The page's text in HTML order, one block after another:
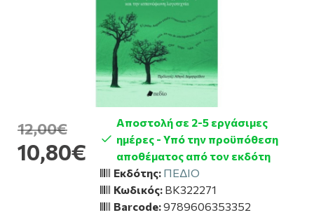
10,80€
12,00€
Αποστολή σε 2-5 εργάσιμες
ημέρες - Υπό την προϋπόθεση
αποθέματος από τον εκδότη
Εκδότης: ΠΕΔΙΟ
Κωδικός: BK322271
Barcode:9789606353352